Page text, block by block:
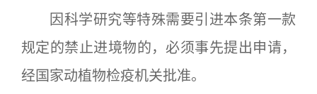
因科学研究等特殊需要引进本条第一款
规定的禁止进境物的，必须事先提出申请，
经国家动植物检疫机关批准。